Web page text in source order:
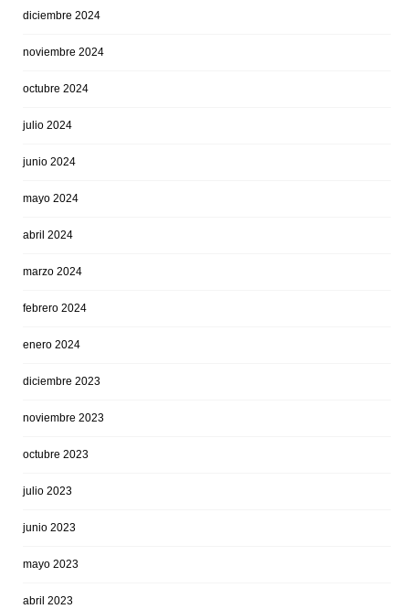
diciembre 2024
noviembre 2024
octubre 2024
julio 2024
junio 2024
mayo 2024
abril 2024
marzo 2024
febrero 2024
enero 2024
diciembre 2023
noviembre 2023
octubre 2023
julio 2023
junio 2023
mayo 2023
abril 2023